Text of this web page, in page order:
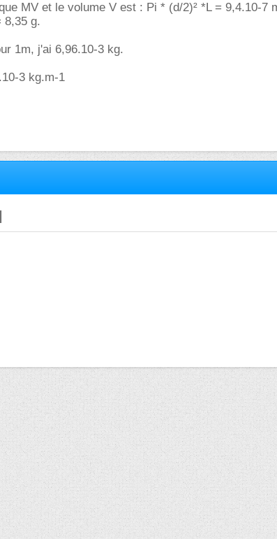
MV et le volume V est : Pi * (d/2)² *L = 9,4.10-7
8,35 g.
1m, j'ai 6,96.10-3 kg.
3 kg.m-1